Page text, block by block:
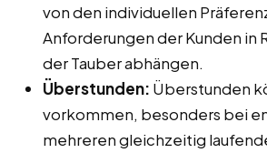
von den individuellen
Anforderungen der Kunden in
der Tauber abhängen.
Überstunden: Überstunden
vorkommen, besonders bei
mehreren gleichzeitig